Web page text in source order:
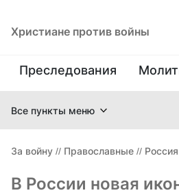
Христиане против войны
Преследования
Все пункты меню
За войну // Православные // Россия
В России новая